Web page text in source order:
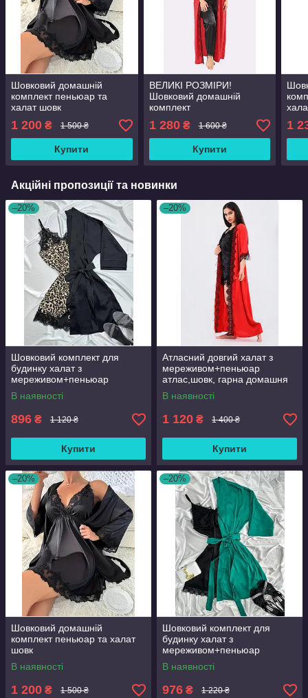
Шовковий домашній
комплект пеньюар та
халат шовк
1 200 ₴ 1 500 ₴
Купити
ВЕЛИКІ РОЗМІРИ!
Шовковий домашній
комплект
штани+футболка+халат
шовк Афіна трійка
червоний/чорний
1 280₴ 1 600 ₴
Купити
1
Акційні пропозиції та новинки
–20%
Шовковий комплект для
будинку халат з
мереживом+пеньюар
атлас,шовк
В наявності
896 ₴ 1 120 ₴
Купити
–20%
Атласний довгий халат з
мереживом+пеньюар
атлас,шовк, гарна домашня
одяг
В наявності
1 120 ₴ 1 400 ₴
Купити
–20%
Шовковий домашній
комплект пеньюар та халат
шовк
В наявності
1 200 ₴ 1 500 ₴
–20%
Шовковий комплект для
будинку халат з
мереживом+пеньюар
атлас,шовк
В наявності
976 ₴ 1 220 ₴